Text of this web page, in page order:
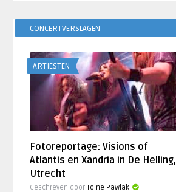
CONCERTVERSLAGEN
ARTIESTEN
Fotoreportage: Visions of
Atlantis en Xandria in De Helling,
Utrecht
Geschreven doorToine Pawlak